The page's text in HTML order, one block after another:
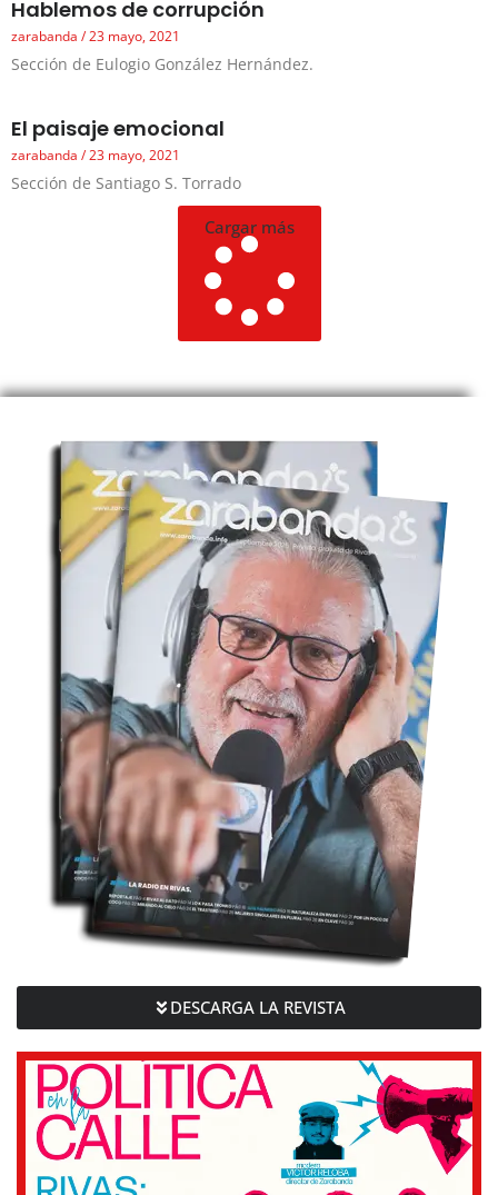
Hablemos de corrupción
zarabanda 23 mayo, 2021
Sección de Eulogio González Hernández.
El paisaje emocional
zarabanda 23 mayo, 2021
Sección de Santiago S. Torrado
Cargar más
DESCARGA LA REVISTA